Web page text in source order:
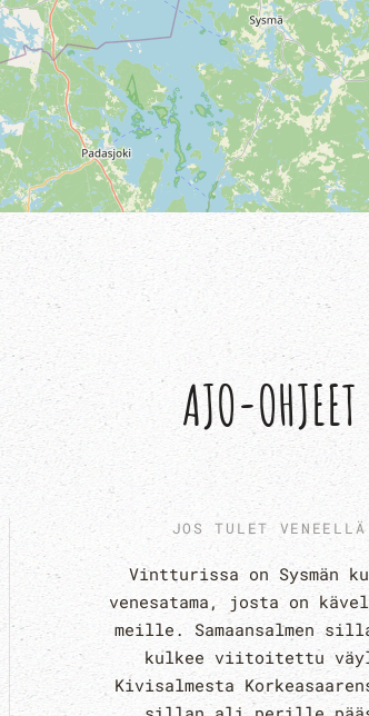
AJO-OHJEET
JOS TULET VENEELLÄ
Vintturissa on Sysmän
venesatama, josta on
meille. Samaansalmen
kulkee viitoitettu
Kivisalmesta